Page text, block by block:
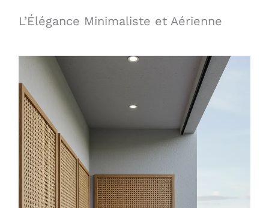
L’Élégance Minimaliste et Aérienne